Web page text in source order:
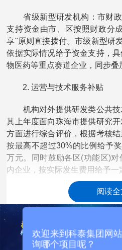
省级新型研发机构：市财政
支持资金由市、区按照财政分
享"原则直接拨付。市级新型研
依据实际情况给予资金支持，
物医药等重点赛道企业，同步叠
2. 运营与技术服务补贴
机构对外提供研发类公共技
其上年度面向珠海市提供研究
方面进行综合评价，根据考核
按最高不超过30%的比例给予
万元。同时鼓励各区(功能区)
内企业，按实际发生费用给予一
优先倾斜
持有新型研发机构资质，
作、重大专项时优先立项，同
荐申报广东省重点领域研发计
阅读全
欢迎来到科泰集团网
询哪个项目呢？